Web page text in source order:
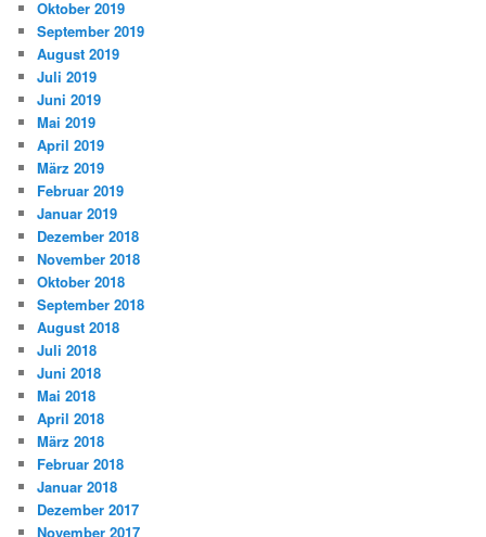
Oktober 2019
September 2019
August 2019
Juli 2019
Juni 2019
Mai 2019
April 2019
März 2019
Februar 2019
Januar 2019
Dezember 2018
November 2018
Oktober 2018
September 2018
August 2018
Juli 2018
Juni 2018
Mai 2018
April 2018
März 2018
Februar 2018
Januar 2018
Dezember 2017
November 2017